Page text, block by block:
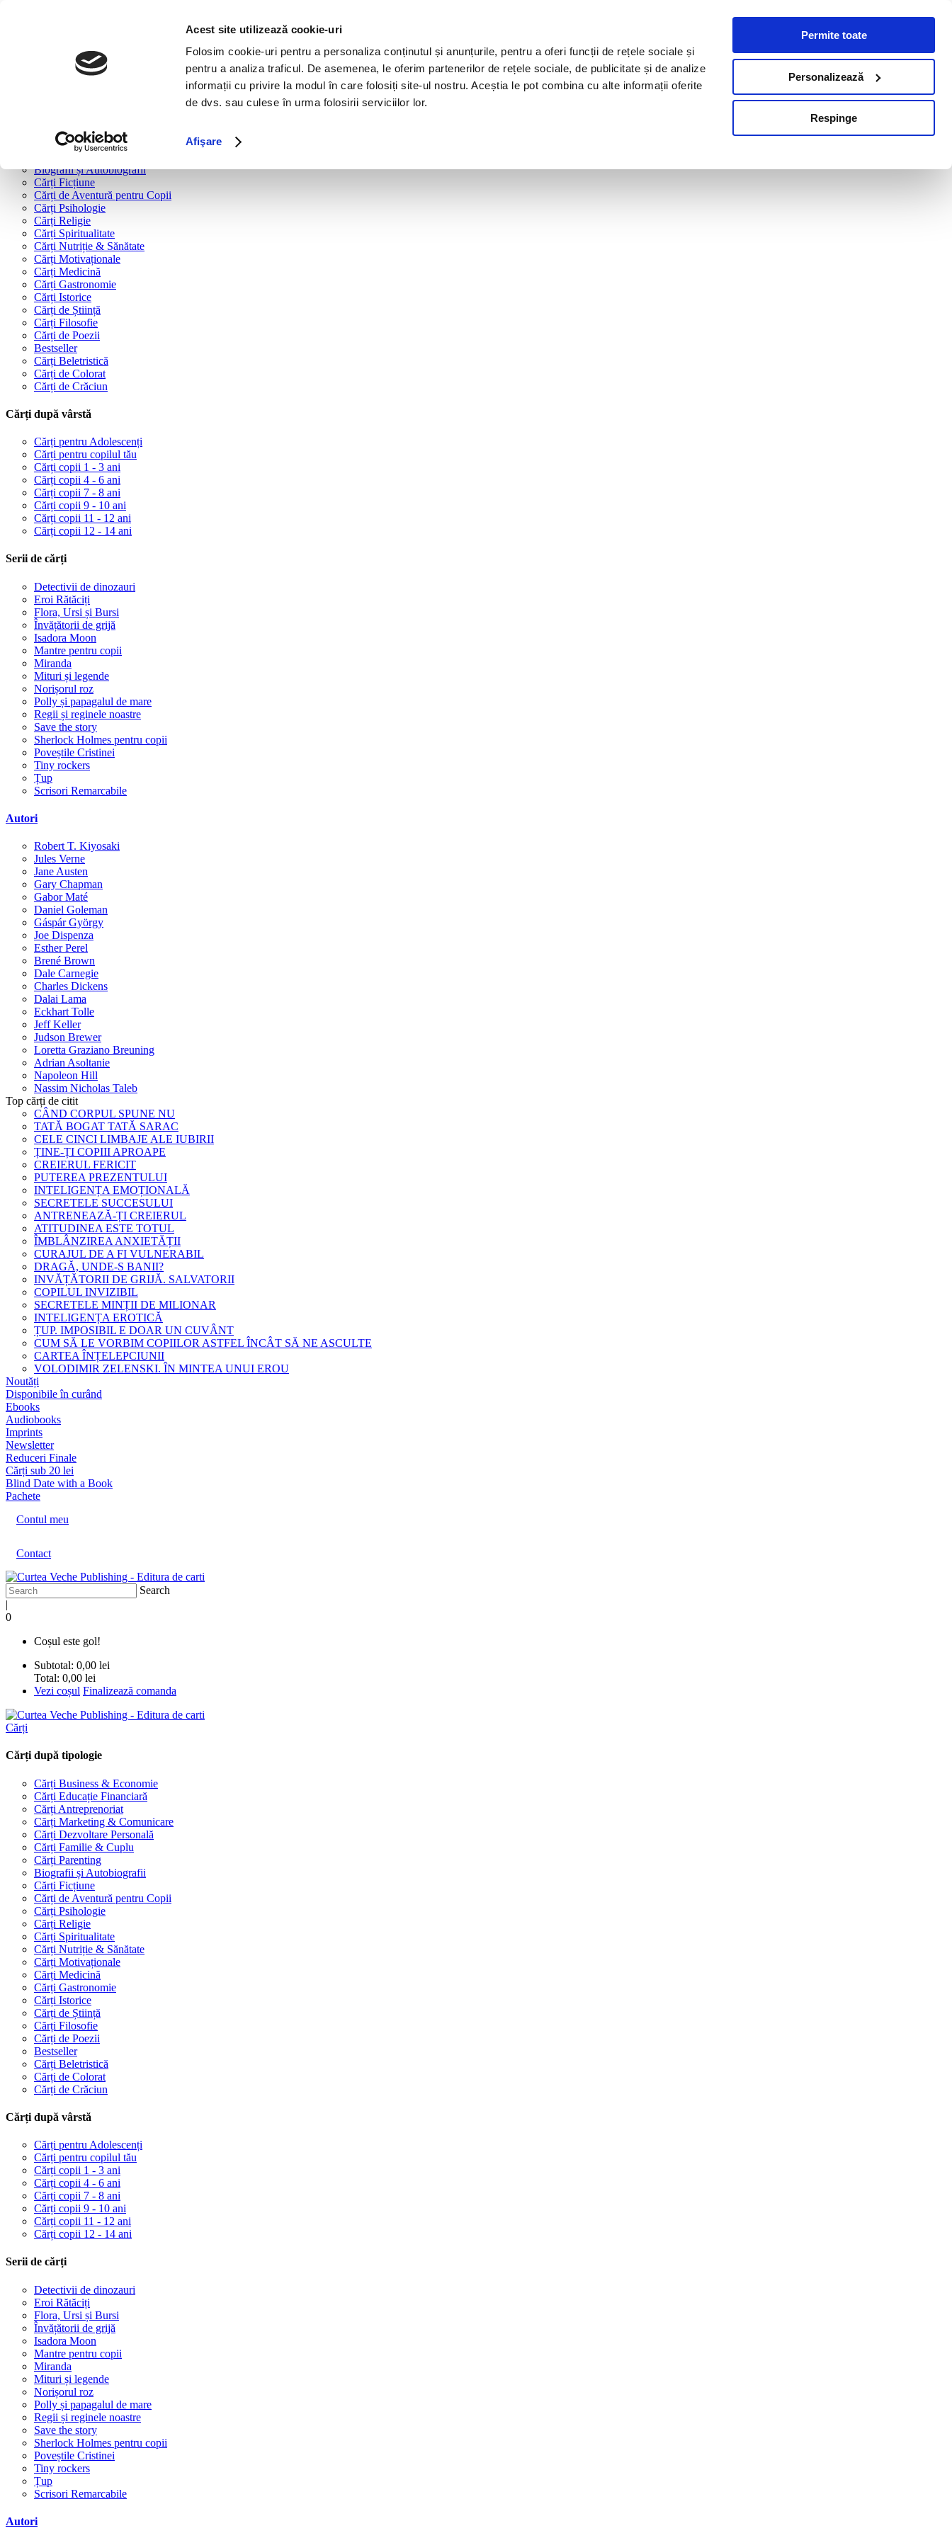
Acest site utilizează cookie-uri
Folosim cookie-uri pentru a personaliza conținutul și anunțurile, pentru a oferi funcții de rețele sociale și
pentru a analiza traficul. De asemenea, le oferim partenerilor de rețele sociale, de publicitate și de analize
informații cu privire la modul în care folosiți site-ul nostru. Aceștia le pot combina cu alte informații oferite
de dvs. sau culese în urma folosirii serviciilor lor.
Afişare
Permite toate
Personalizează
Respinge
Cărți după tipologie
Cărți Dezvoltare Personală
Cărți Familie & Cuplu
Biografii și Autobiografii
Cărți Ficțiune
Cărți de Aventură pentru Copii
Cărți Psihologie
Cărți Religie
Cărți Spiritualitate
Cărți Nutriție & Sănătate
Cărți Motivaționale
Cărți Medicină
Cărți Gastronomie
Cărți Istorice
Cărți de Știință
Cărți Filosofie
Cărți de Poezii
Bestseller
Cărți Beletristică
Cărți de Colorat
Cărți de Crăciun
Cărți după vârstă
Cărți pentru Adolescenți
Cărți pentru copilul tău
Cărți copii 1 - 3 ani
Cărți copii 4 - 6 ani
Cărți copii 7 - 8 ani
Cărți copii 9 - 10 ani
Cărți copii 11 - 12 ani
Cărți copii 12 - 14 ani
Serii de cărți
Detectivii de dinozauri
Eroi Rătăciți
Flora, Ursi și Bursi
Învățătorii de grijă
Isadora Moon
Mantre pentru copii
Miranda
Mituri și legende
Norișorul roz
Polly și papagalul de mare
Regii și reginele noastre
Save the story
Sherlock Holmes pentru copii
Poveștile Cristinei
Tiny rockers
Țup
Scrisori Remarcabile
Autori
Robert T. Kiyosaki
Jules Verne
Jane Austen
Gary Chapman
Gabor Maté
Daniel Goleman
Gáspár György
Joe Dispenza
Esther Perel
Brené Brown
Dale Carnegie
Charles Dickens
Dalai Lama
Eckhart Tolle
Jeff Keller
Judson Brewer
Loretta Graziano Breuning
Adrian Asoltanie
Napoleon Hill
Nassim Nicholas Taleb
Top cărți de citit
CÂND CORPUL SPUNE NU
TATĂ BOGAT TATĂ SARAC
CELE CINCI LIMBAJE ALE IUBIRII
ȚINE-ȚI COPIII APROAPE
CREIERUL FERICIT
PUTEREA PREZENTULUI
INTELIGENȚA EMOȚIONALĂ
SECRETELE SUCCESULUI
ANTRENEAZĂ-ȚI CREIERUL
ATITUDINEA ESTE TOTUL
ÎMBLÂNZIREA ANXIETĂȚII
CURAJUL DE A FI VULNERABIL
DRAGĂ, UNDE-S BANII?
INVĂȚĂTORII DE GRIJĂ. SALVATORII
COPILUL INVIZIBIL
SECRETELE MINȚII DE MILIONAR
INTELIGENȚA EROTICĂ
ȚUP. IMPOSIBIL E DOAR UN CUVÂNT
CUM SĂ LE VORBIM COPIILOR ASTFEL ÎNCÂT SĂ NE ASCULTE
CARTEA ÎNȚELEPCIUNII
VOLODIMIR ZELENSKI. ÎN MINTEA UNUI EROU
Noutăți
Disponibile în curând
Ebooks
Audiobooks
Imprints
Newsletter
Reduceri Finale
Cărți sub 20 lei
Blind Date with a Book
Pachete
Contul meu
Contact
Search
|
0
Coșul este gol!
Subtotal: 0,00 lei
Total: 0,00 lei
Vezi coșul Finalizează comanda
Cărți
Cărți după tipologie
Cărți Business & Economie
Cărți Educație Financiară
Cărți Antreprenoriat
Cărți Marketing & Comunicare
Cărți Dezvoltare Personală
Cărți Familie & Cuplu
Cărți Parenting
Biografii și Autobiografii
Cărți Ficțiune
Cărți de Aventură pentru Copii
Cărți Psihologie
Cărți Religie
Cărți Spiritualitate
Cărți Nutriție & Sănătate
Cărți Motivaționale
Cărți Medicină
Cărți Gastronomie
Cărți Istorice
Cărți de Știință
Cărți Filosofie
Cărți de Poezii
Bestseller
Cărți Beletristică
Cărți de Colorat
Cărți de Crăciun
Cărți după vârstă
Cărți pentru Adolescenți
Cărți pentru copilul tău
Cărți copii 1 - 3 ani
Cărți copii 4 - 6 ani
Cărți copii 7 - 8 ani
Cărți copii 9 - 10 ani
Cărți copii 11 - 12 ani
Cărți copii 12 - 14 ani
Serii de cărți
Detectivii de dinozauri
Eroi Rătăciți
Flora, Ursi și Bursi
Învățătorii de grijă
Isadora Moon
Mantre pentru copii
Miranda
Mituri și legende
Norișorul roz
Polly și papagalul de mare
Regii și reginele noastre
Save the story
Sherlock Holmes pentru copii
Poveștile Cristinei
Tiny rockers
Țup
Scrisori Remarcabile
Autori